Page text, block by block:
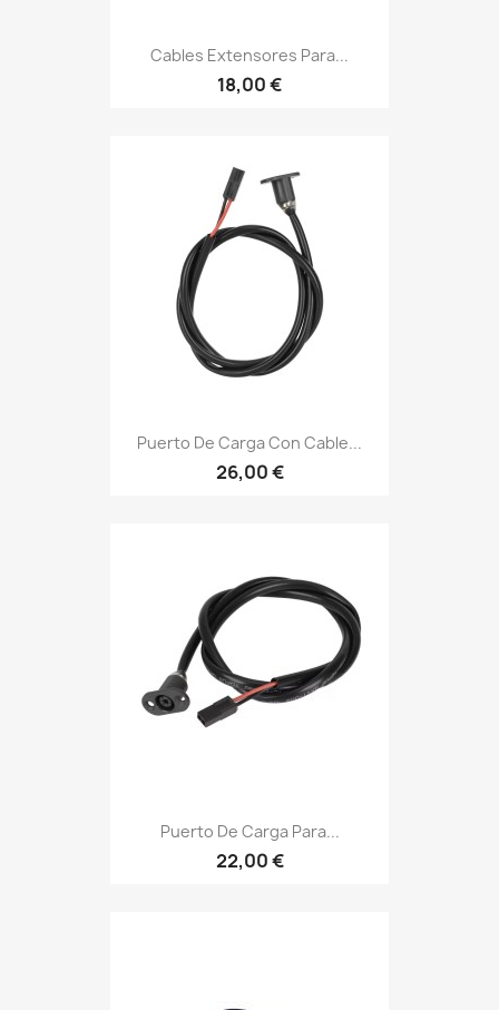
Cables Extensores Para...
18,00 €
Puerto De Carga Con Cable...
26,00 €
Puerto De Carga Para...
22,00 €